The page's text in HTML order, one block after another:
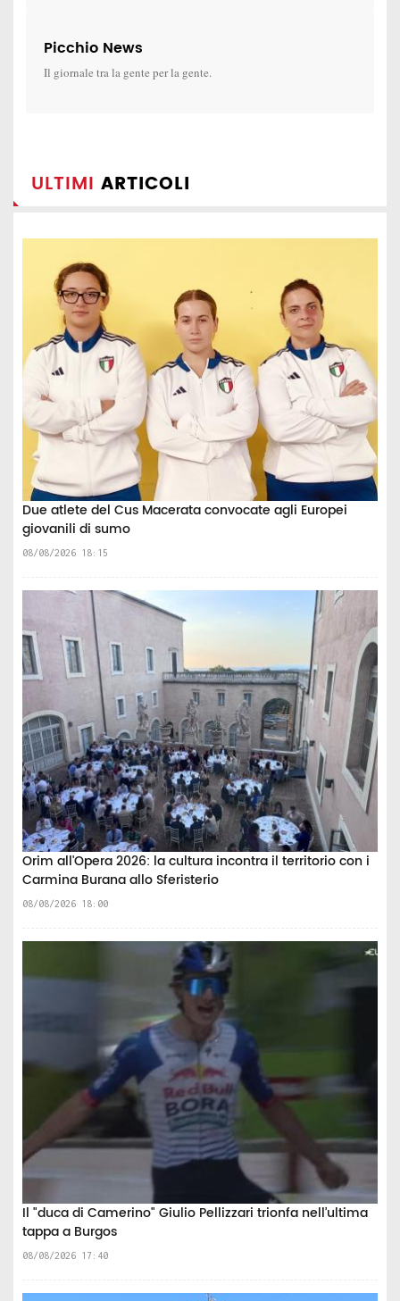
Picchio News
Il giornale tra la gente per la gente.
ULTIMI ARTICOLI
Due atlete del Cus Macerata convocate agli Europei
giovanili di sumo
08/08/2026 18:15
Orim all'Opera 2026: la cultura incontra il territorio con i
Carmina Burana allo Sferisterio
08/08/2026 18:00
Il "duca di Camerino" Giulio Pellizzari trionfa nell’ultima
tappa a Burgos
08/08/2026 17:40